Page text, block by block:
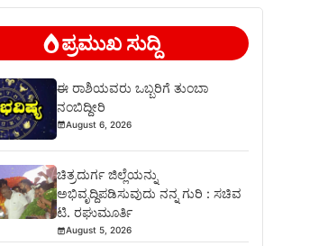
ಪ್ರಮುಖ ಸುದ್ದಿ
ಈ ರಾಶಿಯವರು ಒಬ್ಬರಿಗೆ ತುಂಬಾ
ನಂಬಿದ್ದೀರಿ
August 6, 2026
ಚಿತ್ರದುರ್ಗ ಜಿಲ್ಲೆಯನ್ನು
ಅಭಿವೃದ್ದಿಪಡಿಸುವುದು ನನ್ನ ಗುರಿ : ಸಚಿವ
ಟಿ. ರಘುಮೂರ್ತಿ
August 5, 2026